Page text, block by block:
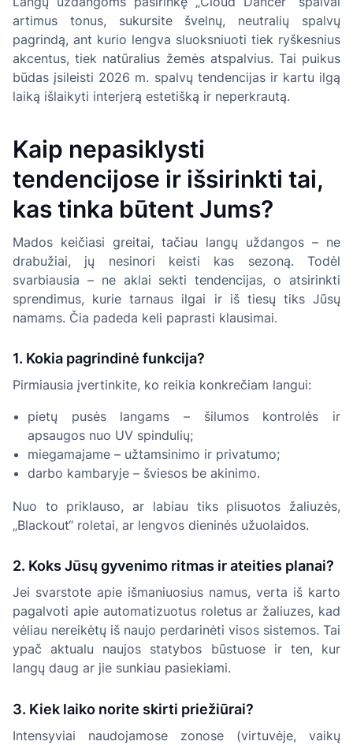
artimus tonus, sukursite švelnų, neutralių spalvų
pagrindą, ant kurio lengva sluoksniuoti tiek ryškesnius
akcentus, tiek natūralius žemės atspalvius. Tai puikus
būdas įsileisti 2026 m. spalvų tendencijas ir kartu ilgą
laiką išlaikyti interjerą estetišką ir neperkrautą.
Kaip nepasiklysti
tendencijose ir išsirinkti tai,
kas tinka būtent Jums?
Mados keičiasi greitai, tačiau langų uždangos – ne
drabužiai, jų nesinori keisti kas sezoną. Todėl
svarbiausia – ne aklai sekti tendencijas, o atsirinkti
sprendimus, kurie tarnaus ilgai ir iš tiesų tiks Jūsų
namams. Čia padeda keli paprasti klausimai.
1. Kokia pagrindinė funkcija?
Pirmiausia įvertinkite, ko reikia konkrečiam langui:
pietų pusės langams – šilumos kontrolės ir
apsaugos nuo UV spindulių;
miegamajame – užtamsinimo ir privatumo;
darbo kambaryje – šviesos be akinimo.
Nuo to priklauso, ar labiau tiks plisuotos žaliuzės,
„Blackout“ roletai, ar lengvos dieninės užuolaidos.
2. Koks Jūsų gyvenimo ritmas ir ateities planai?
Jei svarstote apie išmaniuosius namus, verta iš karto
pagalvoti apie automatizuotus roletus ar žaliuzes, kad
vėliau nereikėtų iš naujo perdarinėti visos sistemos. Tai
ypač aktualu naujos statybos būstuose ir ten, kur
langų daug ar jie sunkiau pasiekiami.
3. Kiek laiko norite skirti priežiūrai?
Intensyviai naudojamose zonose (virtuvėje, vaikų